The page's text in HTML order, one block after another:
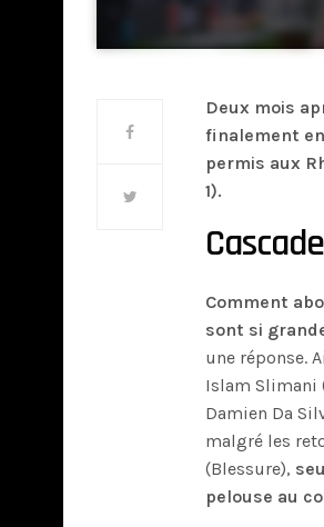
Deux mois
finalement
permis aux
1).
Comment
sont si
une réponse.
Islam Slimani
Damien Da
malgré les
(Blessure),
pelouse au